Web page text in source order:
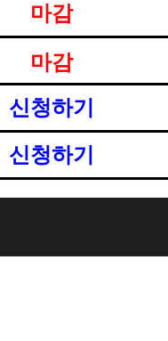
마감
마감
신청하기
신청하기